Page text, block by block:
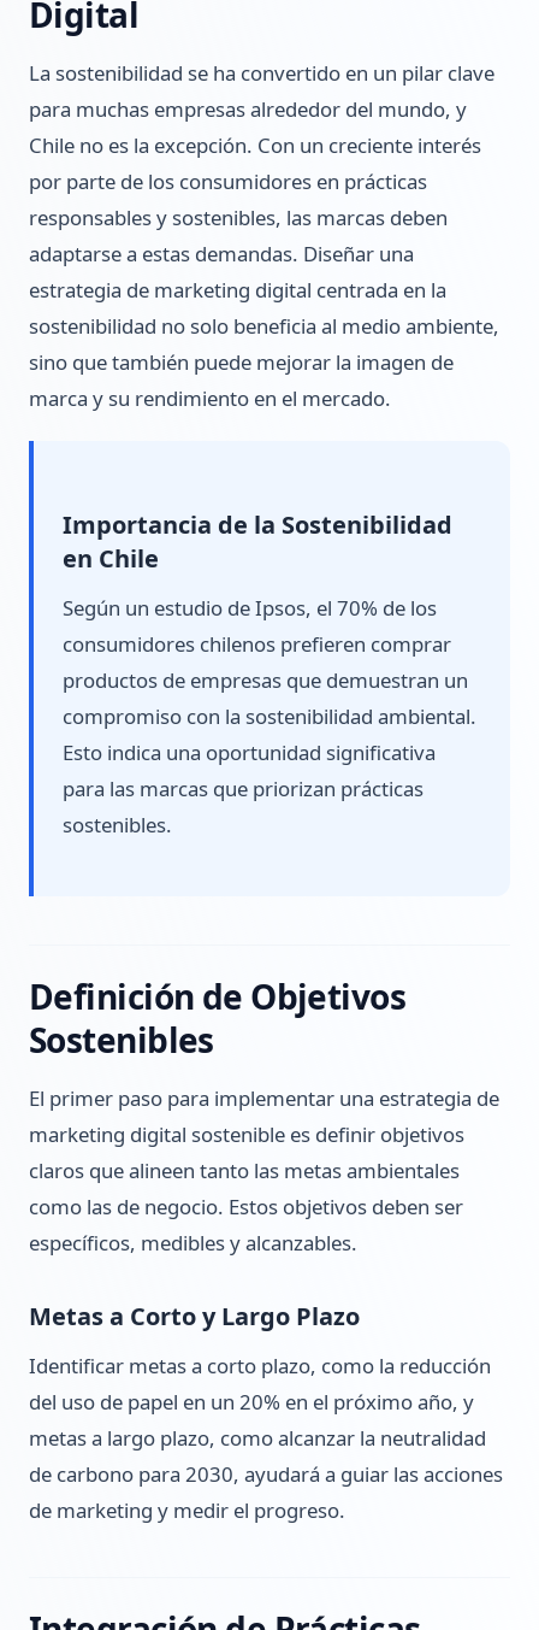
Digital
La sostenibilidad se ha convertido en un pilar clave
para muchas empresas alrededor del mundo, y
Chile no es la excepción. Con un creciente interés
por parte de los consumidores en prácticas
responsables y sostenibles, las marcas deben
adaptarse a estas demandas. Diseñar una
estrategia de marketing digital centrada en la
sostenibilidad no solo beneficia al medio ambiente,
sino que también puede mejorar la imagen de
marca y su rendimiento en el mercado.
Importancia de la Sostenibilidad
en Chile
Según un estudio de Ipsos, el 70% de los
consumidores chilenos prefieren comprar
productos de empresas que demuestran un
compromiso con la sostenibilidad ambiental.
Esto indica una oportunidad significativa
para las marcas que priorizan prácticas
sostenibles.
Definición de Objetivos
Sostenibles
El primer paso para implementar una estrategia de
marketing digital sostenible es definir objetivos
claros que alineen tanto las metas ambientales
como las de negocio. Estos objetivos deben ser
específicos, medibles y alcanzables.
Metas a Corto y Largo Plazo
Identificar metas a corto plazo, como la reducción
del uso de papel en un 20% en el próximo año, y
metas a largo plazo, como alcanzar la neutralidad
de carbono para 2030, ayudará a guiar las acciones
de marketing y medir el progreso.